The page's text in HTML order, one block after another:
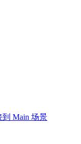
Main 场景